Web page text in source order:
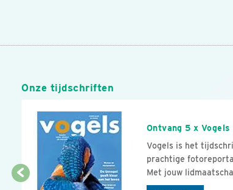
Onze tijdschriften
Ontvang 5 x
Vogels is het
prachtige
Met jouw